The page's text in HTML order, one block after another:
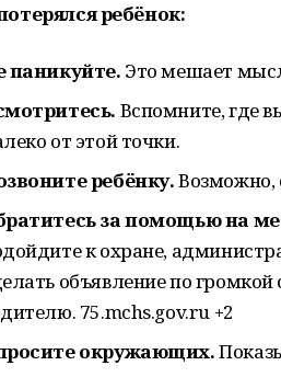
ребёнок:
паникуйте. Это мешает
Вспомните, где
от этой точки.
ребёнку.Возможно,
за помощью на
к охране,
объявление по
75.mchs.gov.ru +2
окружающих.